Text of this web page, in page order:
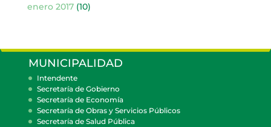
enero 2017(10)
MUNICIPALIDAD
Intendente
Secretaría de Gobierno
Secretaría de Economía
Secretaría de Obras y Servicios Públicos
Secretaría de Salud Pública